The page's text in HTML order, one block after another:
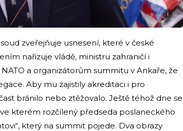
i
zveřejňuje usnesení, které v české
nařizuje vládě, ministru zahraničí i
a organizátorům summitu v Ankaře, že
Aby mu zajistily akreditaci i pro
bránilo nebo ztěžovalo. Ještě téhož dne se
kterém rozčílený předseda poslaneckého
který na summit pojede. Dva obrazy